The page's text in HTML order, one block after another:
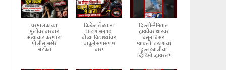
घरमालकाच्या
मुलीवर वारंवार
अत्याचार करणारा
पोलीस अखेर
अटकेत
क्रिकेट खेळताना
भांडणं अन् 10
वीच्या विद्यार्थ्यावर
चाकूने सपासप 9
वार!
दिल्ली-नैनिताल
हायवेवर थारवर
बसून बिअर
प्यायली; तरुणांचा
हुल्लडबाजीचा
व्हिडिओ व्हायरल!